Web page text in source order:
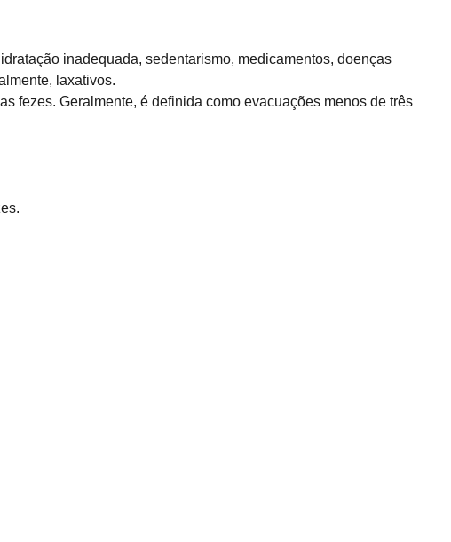
inadequada, sedentarismo, medicamentos, doenças
laxativos.
fezes. Geralmente, é definida como evacuações menos de três